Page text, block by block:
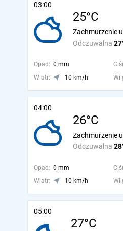
03:00
25°C
Odczuwalna
Zachmurzenie
Opad: 0 mm
Wiatr:
10 km/h
04:00
26°C
Odczuwalna
Zachmurzenie
Opad: 0 mm
Wiatr:
10 km/h
05:00
27°C